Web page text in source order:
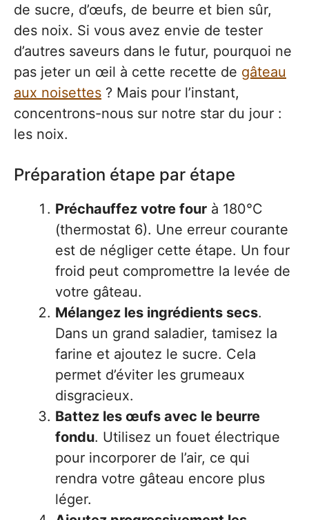
de sucre, d’œufs, de beurre et bien sûr,
des noix. Si vous avez envie de tester
d’autres saveurs dans le futur, pourquoi ne
pas jeter un œil à cette recette de gâteau
aux noisettes ? Mais pour l’instant,
concentrons-nous sur notre star du jour :
les noix.
Préparation étape par étape
Préchauffez votre four à 180°C
(thermostat 6). Une erreur courante
est de négliger cette étape. Un four
froid peut compromettre la levée de
votre gâteau.
Mélangez les ingrédients secs.
Dans un grand saladier, tamisez la
farine et ajoutez le sucre. Cela
permet d’éviter les grumeaux
disgracieux.
Battez les œufs avec le beurre
fondu. Utilisez un fouet électrique
pour incorporer de l’air, ce qui
rendra votre gâteau encore plus
léger.